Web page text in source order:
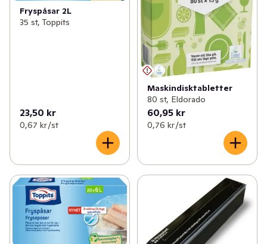
Fryspåsar 2L
35 st, Toppits
23,50 kr
0,67 kr /st
Maskindisktabletter
80 st, Eldorado
60,95 kr
0,76 kr /st